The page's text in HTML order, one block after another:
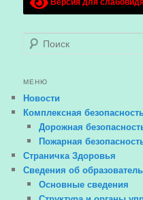
Поиск
МЕНЮ
Новости
Комплексная
Дорожная
Пожарная
Страничка Здоровья
Сведения об
Основные сведения